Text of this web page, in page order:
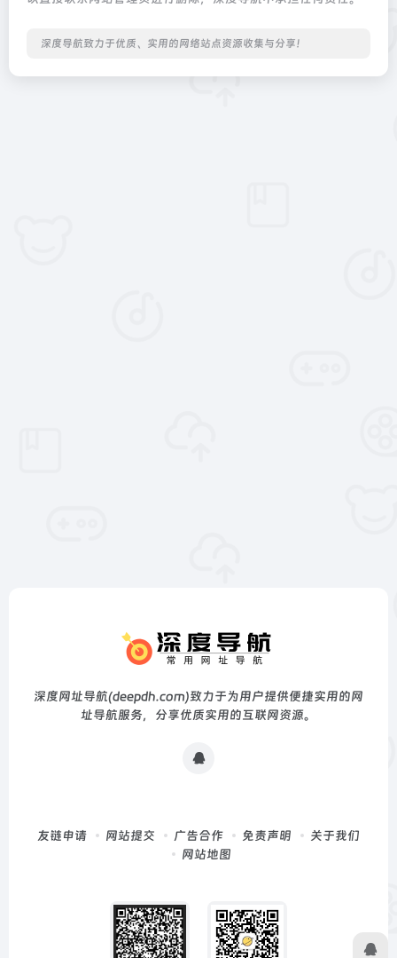
深度导航致力于优质、实用的网络站点资源收集与分享！
深度网址导航(deepdh.com)致力于为用户提供便捷实用的网
址导航服务，分享优质实用的互联网资源。
友链申请 网站提交 广告合作 免责声明
关于我们
网站地图